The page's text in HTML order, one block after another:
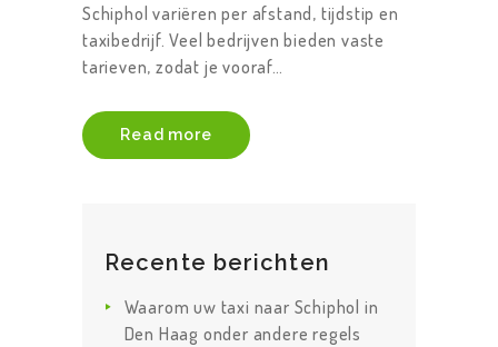
Schiphol variëren per afstand, tijdstip en
taxibedrijf. Veel bedrijven bieden vaste
tarieven, zodat je vooraf…
Read more
Recente berichten
Waarom uw taxi naar Schiphol in
Den Haag onder andere regels